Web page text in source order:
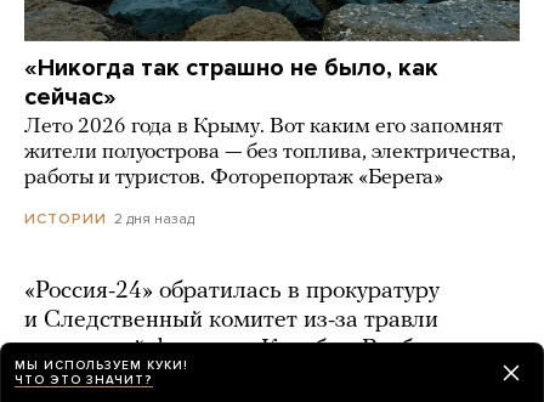
«Никогда так страшно не было, как
сейчас»
Лето 2026 года в Крыму. Вот каким его запомнят
жители полуострова — без топлива, электричества,
работы и туристов. Фоторепортаж «Берега»
ИСТОРИИ 2 дня назад
«Россия-24» обратилась в прокуратуру
и Следственный комитет из-за травли
создателей фильма о Колобке. Возбуждено
дело
МЫ ИСПОЛЬЗУЕМ КУКИ!
ЧТО ЭТО ЗНАЧИТ?